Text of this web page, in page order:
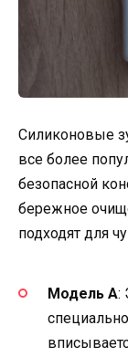
Силиконовые
все более
безопасной
бережное
подходят для
Модель A: